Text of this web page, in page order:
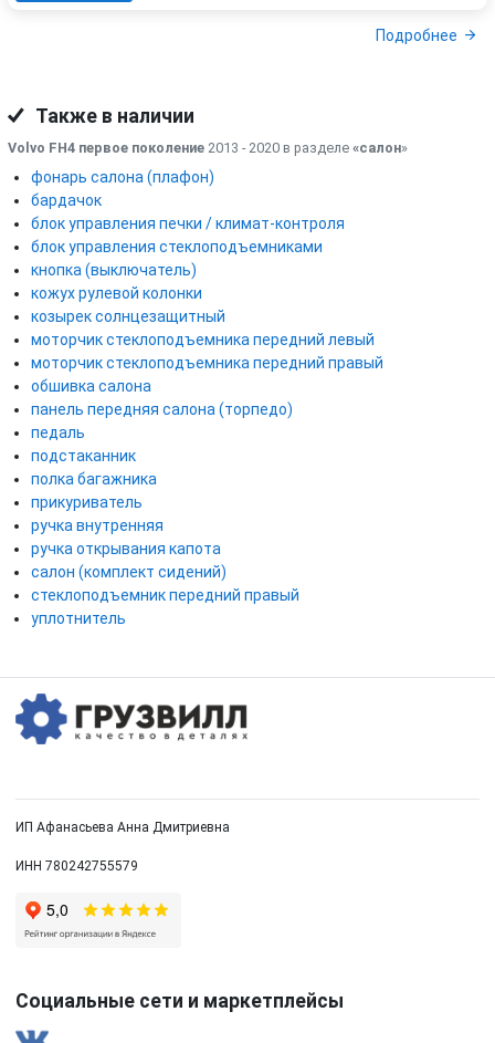
Подробнее
Также в наличии
Volvo FH4 первое поколение 2013 - 2020 в разделе «салон»
фонарь салона (плафон)
бардачок
блок управления печки / климат-контроля
блок управления стеклоподъемниками
кнопка (выключатель)
кожух рулевой колонки
козырек солнцезащитный
моторчик стеклоподъемника передний левый
моторчик стеклоподъемника передний правый
обшивка салона
панель передняя салона (торпедо)
педаль
подстаканник
полка багажника
прикуриватель
ручка внутренняя
ручка открывания капота
салон (комплект сидений)
стеклоподъемник передний правый
уплотнитель
ИП Афанасьева Анна Дмитриевна
ИНН 780242755579
Социальные сети и маркетплейсы